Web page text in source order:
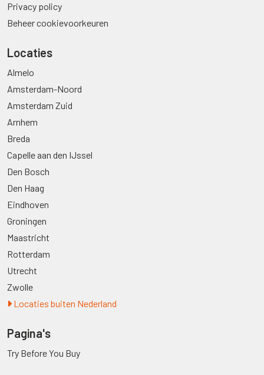
Privacy policy
Beheer cookievoorkeuren
Locaties
Almelo
Amsterdam-Noord
Amsterdam Zuid
Arnhem
Breda
Capelle aan den IJssel
Den Bosch
Den Haag
Eindhoven
Groningen
Maastricht
Rotterdam
Utrecht
Zwolle
Locaties buiten Nederland
Pagina's
Try Before You Buy